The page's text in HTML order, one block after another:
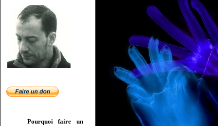
Pourquoi faire un